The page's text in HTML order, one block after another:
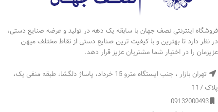
فروشگاه اینترنتی نصف جهان با سابقه یک دهه در تولید و عرضه صنایع دستی،
در نظر دارد تا بهترین و با کیفیت ترین صنایع دستی از نقاط مختلف میهن
عزیزمان را در اختیار شما مشتریان عزیز قرار دهد.
تهران بازار ، جنب ایستگاه مترو 15 خرداد، پاساژ دلگشا، طبقه منفی یک،
پلاک 117
09132000493